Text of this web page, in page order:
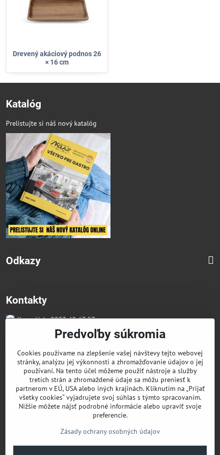
Drevený akáciový podnos 26
× 16 cm
Katalóg
Prelistujte si náš nový katalóg
Odkazy
Kontakty
Kancelária 0903 49 67 27
Faktúry/Reklamácia 0914 27 44 27
Email skglass@skglass.sk
Projekty gastro@skglass.sk
Osobný Odber Bratislavská 919/4 Dunajská Streda
Predvoľby súkromia
Cookies používame na zlepšenie vašej návštevy tejto webovej
stránky, analýzu jej výkonnosti a zhromažďovanie údajov o jej
používaní. Na tento účel môžeme použiť nástroje a služby
tretích strán a zhromaždené údaje sa môžu preniesť k
partnerom v EÚ, USA alebo iných krajinách. Kliknutím na „Prijať
všetky cookies“ vyjadrujete svoj súhlas s týmto spracovaním.
Nižšie môžete nájsť podrobné informácie alebo upraviť svoje
preferencie.
Zásady ochrany osobných údajov